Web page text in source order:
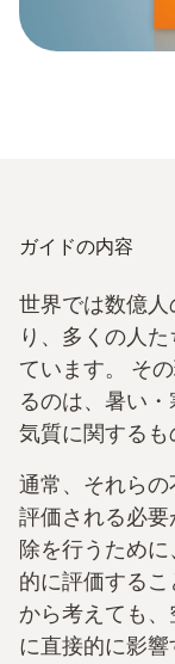
ガイドの内容
世界では数億
り、多くの人
ています。 そ
るのは、暑い
気質に関するも
通常、それら
評価される必
除を行うため
的に評価する
から考えても
に直接的に影